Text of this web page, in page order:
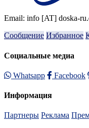
Email: info [AT] doska-
Сообщение Избранное
Социальные медиа
Whatsapp Facebook
Информация
Партнеры Реклама